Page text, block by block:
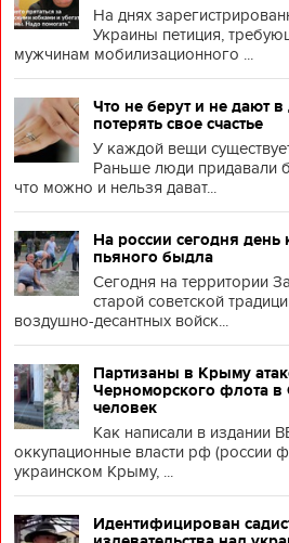
На днях
Украины петиция,
мужчинам мобилизационного ...
Что не берут и не дают
потерять свое счастье
У каждой вещи
Раньше люди придавали
что можно и нельзя дават...
На россии сегодня
пьяного быдла
Сегодня на территории
старой советской
воздушно-десантных войск...
Партизаны в Крыму
Черноморского флота в
человек
Как написали в издании
оккупационные власти рф (россии
украинском Крыму, ...
Идентифицирован